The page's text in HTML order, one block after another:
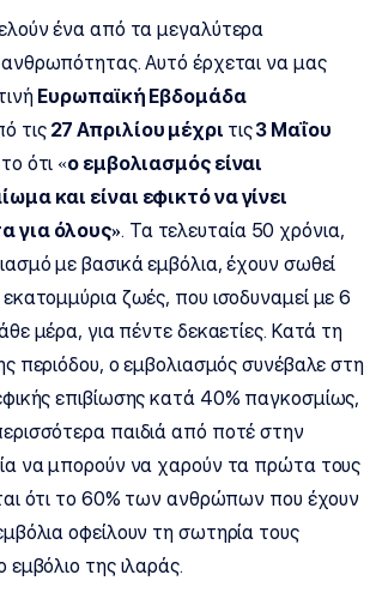
ένα από τα μεγαλύτερα
Αυτό έρχεται να μας
Ευρωπαϊκή Εβδομάδα
τις27 Απριλίου μέχρι τις3 Μαΐου
ότι «ο εμβολιασμός είναι
και είναι εφικτό να γίνει
για όλους». Τα τελευταία 50 χρόνια,
με βασικά εμβόλια, έχουν σωθεί
ζωές, που ισοδυναμεί με 6
μέρα, για πέντε δεκαετίες. Κατά τη
περιόδου, ο εμβολιασμός συνέβαλε στη
επιβίωσης κατά 40% παγκοσμίως,
παιδιά από ποτέ στην
να μπορούν να χαρούν τα πρώτα τους
ότι το 60% των ανθρώπων που έχουν
οφείλουν τη σωτηρία τους
εμβόλιο της ιλαράς.